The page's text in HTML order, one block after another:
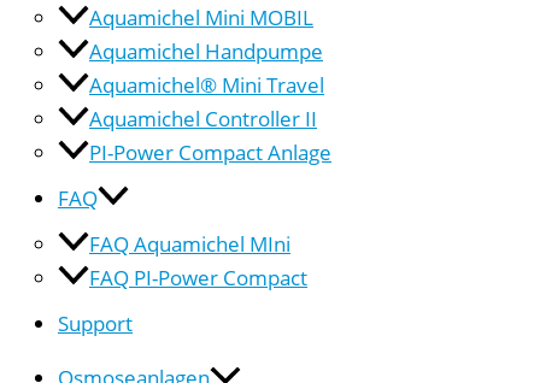
Aquamichel Mini MOBIL
Aquamichel Handpumpe
Aquamichel® Mini Travel
Aquamichel Controller II
PI-Power Compact Anlage
FAQ
FAQ Aquamichel MIni
FAQ PI-Power Compact
Support
Osmoseanlagen